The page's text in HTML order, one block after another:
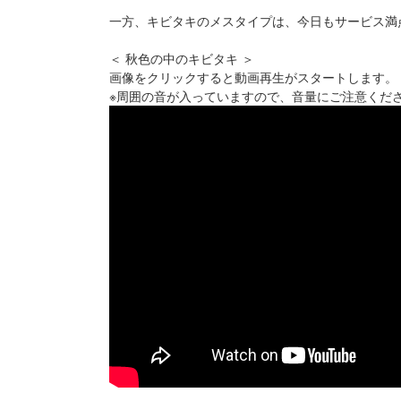
一方、キビタキのメスタイプは、今日もサービス満
＜ 秋色の中のキビタキ ＞
画像をクリックすると動画再生がスタートします。
※周囲の音が入っていますので、音量にご注意くださ